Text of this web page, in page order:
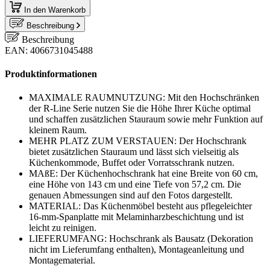
In den Warenkorb
Beschreibung
Beschreibung
EAN: 4066731045488
Produktinformationen
MAXIMALE RAUMNUTZUNG: Mit den Hochschränken
der R-Line Serie nutzen Sie die Höhe Ihrer Küche optimal
und schaffen zusätzlichen Stauraum sowie mehr Funktion auf
kleinem Raum.
MEHR PLATZ ZUM VERSTAUEN: Der Hochschrank
bietet zusätzlichen Stauraum und lässt sich vielseitig als
Küchenkommode, Buffet oder Vorratsschrank nutzen.
MAßE: Der Küchenhochschrank hat eine Breite von 60 cm,
eine Höhe von 143 cm und eine Tiefe von 57,2 cm. Die
genauen Abmessungen sind auf den Fotos dargestellt.
MATERIAL: Das Küchenmöbel besteht aus pflegeleichter
16-mm-Spanplatte mit Melaminharzbeschichtung und ist
leicht zu reinigen.
LIEFERUMFANG: Hochschrank als Bausatz (Dekoration
nicht im Lieferumfang enthalten), Montageanleitung und
Montagematerial.